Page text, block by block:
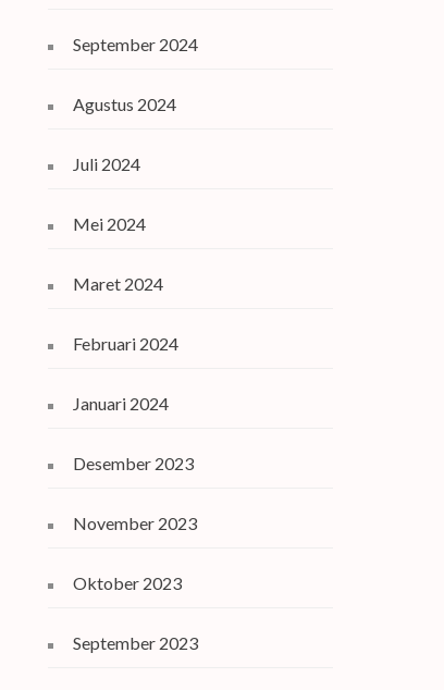
September 2024
Agustus 2024
Juli 2024
Mei 2024
Maret 2024
Februari 2024
Januari 2024
Desember 2023
November 2023
Oktober 2023
September 2023